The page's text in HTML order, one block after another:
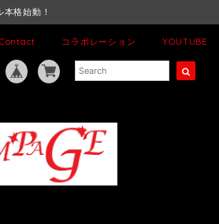
格始動！
Contact コラボレーション YOUTUBE